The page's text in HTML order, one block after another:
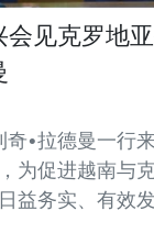
见克罗地
•拉德曼一行
为促进越南与
益务实、有效发